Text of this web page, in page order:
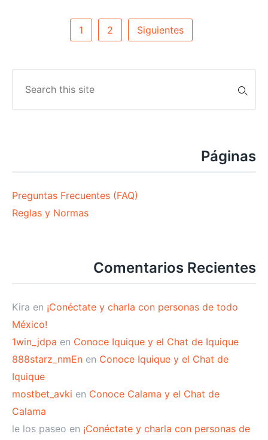
Paginación
1 2 Siguientes
for:
Páginas
Preguntas Frecuentes (FAQ)
Reglas y Normas
Comentarios Recientes
Kira en ¡Conéctate y charla con personas de todo
México!
1win_jdpa en Conoce Iquique y el Chat de Iquique
888starz_nmEn en Conoce Iquique y el Chat de
Iquique
mostbet_avki en Conoce Calama y el Chat de
Calama
le los paseo en ¡Conéctate y charla con personas de